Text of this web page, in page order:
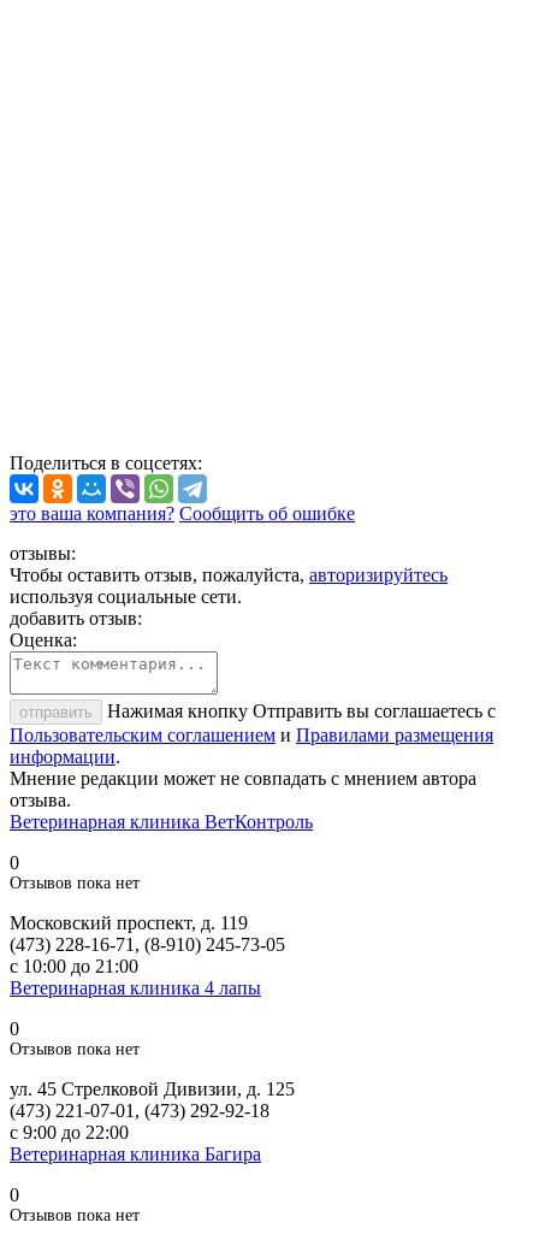
Поделиться в соцсетях:
это ваша компания? Сообщить об ошибке
отзывы:
Чтобы оставить отзыв, пожалуйста, авторизируйтесь
используя социальные сети.
добавить отзыв:
Оценка:
отправить
Нажимая кнопку Отправить вы соглашаетесь с
Пользовательским соглашением и Правилами размещения
информации.
Мнение редакции может не совпадать с мнением автора
отзыва.
Ветеринарная клиника ВетКонтроль
0
Отзывов пока нет
Московский проспект, д. 119
(473) 228-16-71, (8-910) 245-73-05
с 10:00 до 21:00
Ветеринарная клиника 4 лапы
0
Отзывов пока нет
ул. 45 Стрелковой Дивизии, д. 125
(473) 221-07-01, (473) 292-92-18
с 9:00 до 22:00
Ветеринарная клиника Багира
0
Отзывов пока нет